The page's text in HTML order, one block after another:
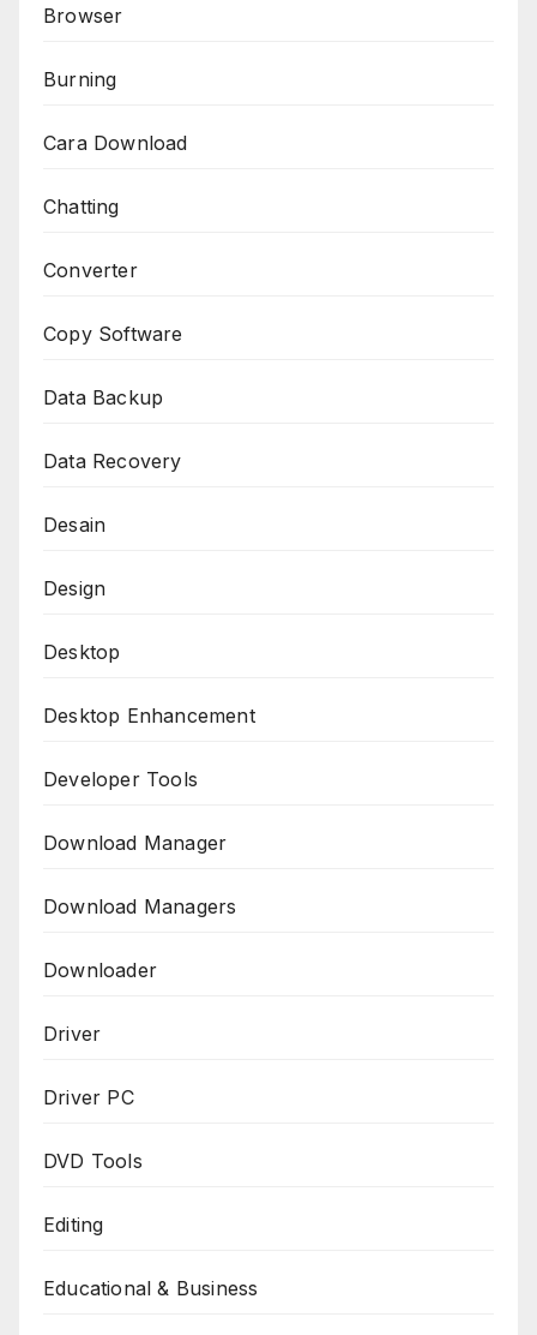
Browser
Burning
Cara Download
Chatting
Converter
Copy Software
Data Backup
Data Recovery
Desain
Design
Desktop
Desktop Enhancement
Developer Tools
Download Manager
Download Managers
Downloader
Driver
Driver PC
DVD Tools
Editing
Educational & Business